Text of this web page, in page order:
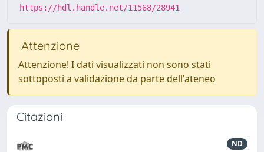
https://hdl.handle.net/11568/28941
Attenzione
Attenzione! I dati visualizzati non sono stati
sottoposti a validazione da parte dell'ateneo
Citazioni
ND